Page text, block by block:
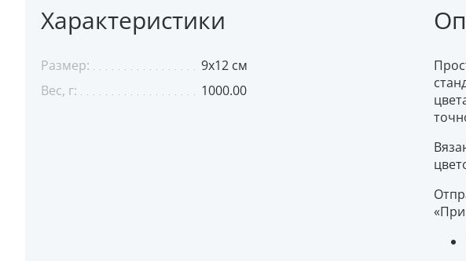
Характеристики
Размер:
9х12 см
Вес, г:
1000.00